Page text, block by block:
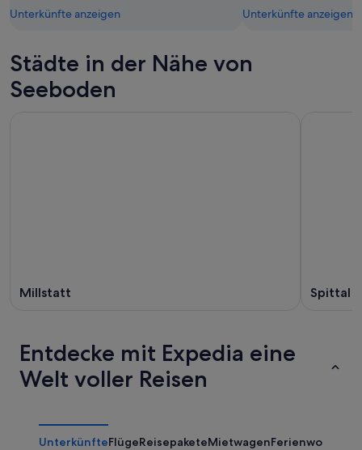
Unterkünfte anzeigen Unterkünfte anzeigen
Städte in der Nähe von
Seeboden
Millstatt Spittal
Entdecke mit Expedia eine
Welt voller Reisen
UnterkünfteFlügeReisepaketeMietwagen